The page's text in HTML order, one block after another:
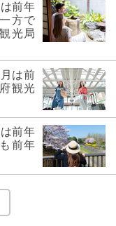
前年
方で
光局
は前
観光
前年
前年